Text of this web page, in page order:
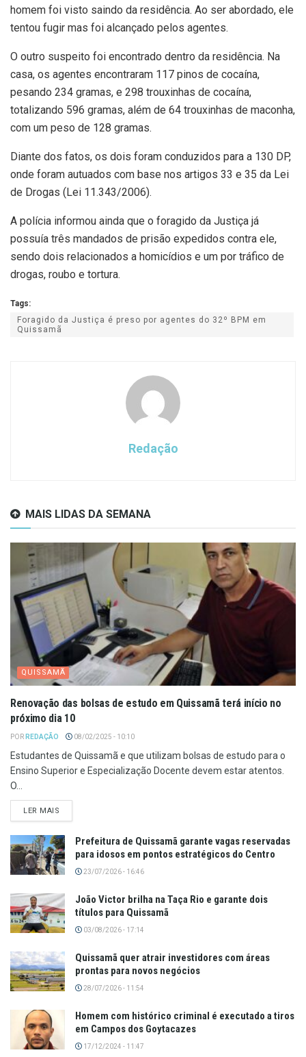
homem foi visto saindo da residência. Ao ser abordado, ele
tentou fugir mas foi alcançado pelos agentes.
O outro suspeito foi encontrado dentro da residência. Na
casa, os agentes encontraram 117 pinos de cocaína,
pesando 234 gramas, e 298 trouxinhas de cocaína,
totalizando 596 gramas, além de 64 trouxinhas de maconha,
com um peso de 128 gramas.
Diante dos fatos, os dois foram conduzidos para a 130 DP,
onde foram autuados com base nos artigos 33 e 35 da Lei
de Drogas (Lei 11.343/2006).
A polícia informou ainda que o foragido da Justiça já
possuía três mandados de prisão expedidos contra ele,
sendo dois relacionados a homicídios e um por tráfico de
drogas, roubo e tortura.
Tags:
Foragido da Justiça é preso por agentes do 32º BPM em
Quissamã
Redação
MAIS LIDAS DA SEMANA
QUISSAMÃ
Renovação das bolsas de estudo em Quissamã terá início no
próximo dia 10
POR REDAÇÃO 08/02/2025 - 10:10
Estudantes de Quissamã e que utilizam bolsas de estudo para o
Ensino Superior e Especialização Docente devem estar atentos.
O...
LER MAIS
Prefeitura de Quissamã garante vagas reservadas
para idosos em pontos estratégicos do Centro
23/07/2026 - 16:46
João Victor brilha na Taça Rio e garante dois
títulos para Quissamã
03/08/2026 - 17:14
Quissamã quer atrair investidores com áreas
prontas para novos negócios
28/07/2026 - 11:54
Homem com histórico criminal é executado a tiros
em Campos dos Goytacazes
17/12/2024 - 11:47